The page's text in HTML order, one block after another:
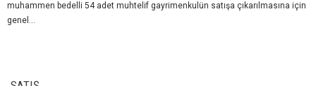
muhammen bedelli 54 adet muhtelif gayrimenkulün satışa çıkarılmasına için
genel...